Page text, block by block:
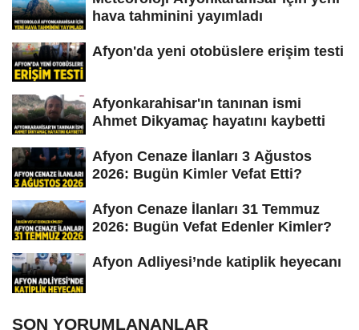
hava tahminini yayımladı
Afyon'da yeni otobüslere erişim testi
Afyonkarahisar'ın tanınan ismi
Ahmet Dikyamaç hayatını kaybetti
Afyon Cenaze İlanları 3 Ağustos
2026: Bugün Kimler Vefat Etti?
Afyon Cenaze İlanları 31 Temmuz
2026: Bugün Vefat Edenler Kimler?
Afyon Adliyesi’nde katiplik heyecanı
SON YORUMLANANLAR